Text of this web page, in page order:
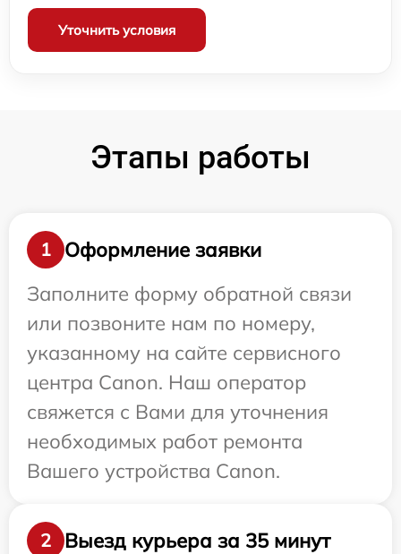
Уточнить условия
Этапы работы
1
Оформление заявки
Заполните форму обратной связи
или позвоните нам по номеру,
указанному на сайте сервисного
центра Canon. Наш оператор
свяжется с Вами для уточнения
необходимых работ ремонта
Вашего устройства Canon.
2
Выезд курьера за 35 минут